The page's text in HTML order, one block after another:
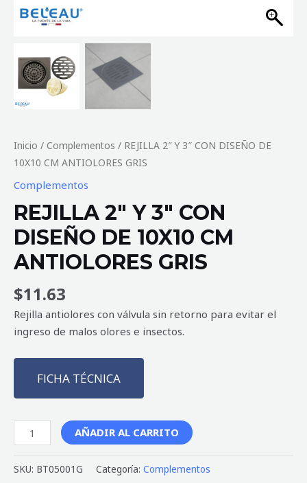
Inicio / Complementos / REJILLA 2″ Y 3″ CON DISEÑO DE
10X10 CM ANTIOLORES GRIS
Complementos
REJILLA 2″ Y 3″ CON
DISEÑO DE 10X10 CM
ANTIOLORES GRIS
$11.63
Rejilla antiolores con válvula sin retorno para evitar el
ingreso de malos olores e insectos.
FICHA TÉCNICA
AÑADIR AL CARRITO
SKU: BT05001G Categoría: Complementos